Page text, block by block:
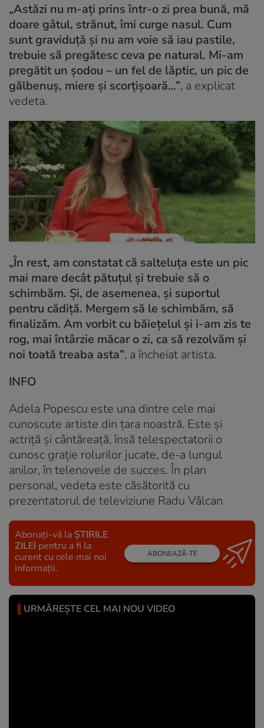
„Astăzi nu m-ați prins într-o zi prea bună, mă
doare gâtul, strănut, îmi curge nasul. Cum
sunt graviduță și nu am voie să iau pastile,
trebuie să pregătesc ceva pe natural. Mi-am
pregătit un șodou – un fel de lăptic, un pic de
gălbenuș, miere și scorțișoară…”, a explicat
vedeta.
„În rest, am constatat că salteluța este un pic
mai mare decât pătuțul și trebuie să o
schimbăm. Și, de asemenea, și suportul
pentru cădiță. Mergem să le schimbăm, să
finalizăm. Am vorbit cu băiețelul și i-am zis te
rog, mai întârzie măcar o zi, ca să rezolvăm și
noi toată treaba asta”, a încheiat artista.
INFO
Adela Popescu este una dintre cele mai
cunoscute artiste din țara noastră. Este și
actriță și cântăreață, însă telespectatorii o
cunosc grație rolurilor jucate, de-a lungul
anilor, în telenovele de succes. În plan
personal, vedeta este căsătorită cu
prezentatorul de televiziune Radu Vâlcan.
Abonați-vă la ȘTIRILE
ZILEI pentru a fi la
curent cu cele mai noi
informații.
ABONEAZĂ-TE
URMĂREȘTE CEL MAI NOU VIDEO